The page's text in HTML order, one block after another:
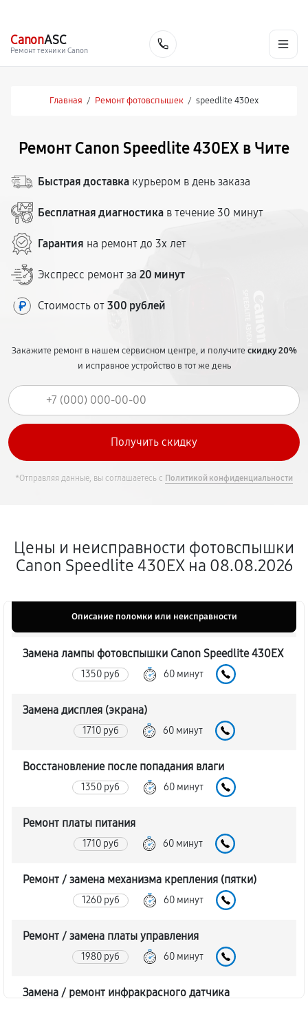
CanonASC
Ремонт техники Canon
Главная / Ремонт фотовспышек / speedlite 430ex
Ремонт Canon Speedlite 430EX в Чите
Быстрая доставка курьером в день заказа
Бесплатная диагностика в течение 30 минут
Гарантия на ремонт до 3х лет
Экспресс ремонт за 20 минут
Стоимость от 300 рублей
Закажите ремонт в нашем сервисном центре, и получитескидку 20%
и исправное устройство в тот же день
*Отправляя данные, вы соглашаетесь с Политикой конфиденциальности
Цены и неисправности фотовспышки
Canon Speedlite 430EX на 08.08.2026
Описание поломки или неисправности
Замена лампы фотовспышки Canon Speedlite 430EX
1350 руб 60 минут
Замена дисплея (экрана)
1710 руб 60 минут
Восстановление после попадания влаги
1350 руб 60 минут
Ремонт платы питания
1710 руб 60 минут
Ремонт / замена механизма крепления (пятки)
1260 руб 60 минут
Ремонт / замена платы управления
1980 руб 60 минут
Замена / ремонт инфракрасного датчика